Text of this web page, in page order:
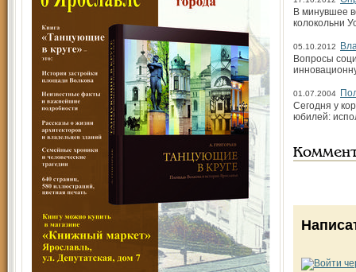
В минувшее
колокольни
05.10.2012
Вопросы
01.07.2004
Сегодня у
юбилей: